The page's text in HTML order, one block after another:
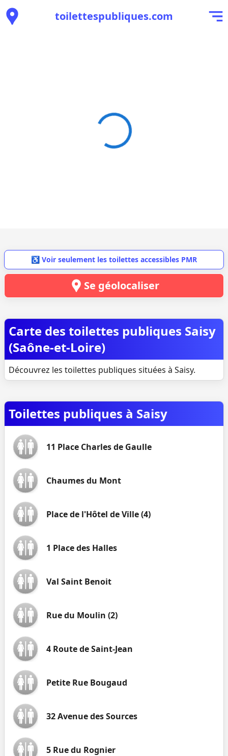
toilettespubliques.com
♿ Voir seulement les toilettes accessibles PMR
Se géolocaliser
Carte des toilettes publiques Saisy
(Saône-et-Loire)
Découvrez les toilettes publiques situées à Saisy.
Toilettes publiques à Saisy
11 Place Charles de Gaulle
Chaumes du Mont
Place de l'Hôtel de Ville (4)
1 Place des Halles
Val Saint Benoit
Rue du Moulin (2)
4 Route de Saint-Jean
Petite Rue Bougaud
32 Avenue des Sources
5 Rue du Rognier